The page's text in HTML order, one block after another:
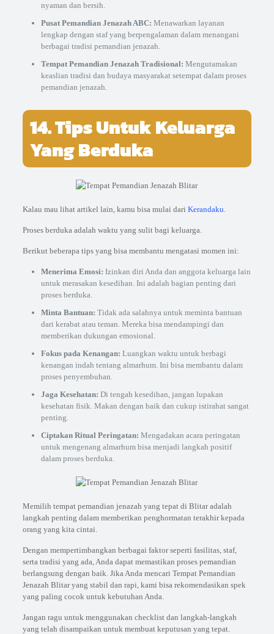
nyaman dan bersih.
Pusat Pemandian Jenazah ABC: Menawarkan layanan
lengkap dengan staf yang berpengalaman dalam menangani
berbagai tradisi pemandian jenazah.
Tempat Pemandian Jenazah Tradisional: Mengutamakan
keaslian tradisi dan budaya masyarakat setempat dalam proses
pemandian jenazah.
14. Tips Untuk Keluarga
Yang Berduka
Kalau mau lihat artikel lain, kamu bisa mulai dari Kerandaku.
Proses berduka adalah waktu yang sulit bagi keluarga.
Berikut beberapa tips yang bisa membantu mengatasi momen ini:
Menerima Emosi: Izinkan diri Anda dan anggota keluarga lain
untuk merasakan kesedihan. Ini adalah bagian penting dari
proses berduka.
Minta Bantuan: Tidak ada salahnya untuk meminta bantuan
dari kerabat atau teman. Mereka bisa mendampingi dan
memberikan dukungan emosional.
Fokus pada Kenangan: Luangkan waktu untuk berbagi
kenangan indah tentang almarhum. Ini bisa membantu dalam
proses penyembuhan.
Jaga Kesehatan: Di tengah kesedihan, jangan lupakan
kesehatan fisik. Makan dengan baik dan cukup istirahat sangat
penting.
Ciptakan Ritual Peringatan: Mengadakan acara peringatan
untuk mengenang almarhum bisa menjadi langkah positif
dalam proses berduka.
Memilih tempat pemandian jenazah yang tepat di Blitar adalah
langkah penting dalam memberikan penghormatan terakhir kepada
orang yang kita cintai.
Dengan mempertimbangkan berbagai faktor seperti fasilitas, staf,
serta tradisi yang ada, Anda dapat memastikan proses pemandian
berlangsung dengan baik. Jika Anda mencari Tempat Pemandian
Jenazah Blitar yang stabil dan rapi, kami bisa rekomendasikan spek
yang paling cocok untuk kebutuhan Anda.
Jangan ragu untuk menggunakan checklist dan langkah-langkah
yang telah disampaikan untuk membuat keputusan yang tepat.